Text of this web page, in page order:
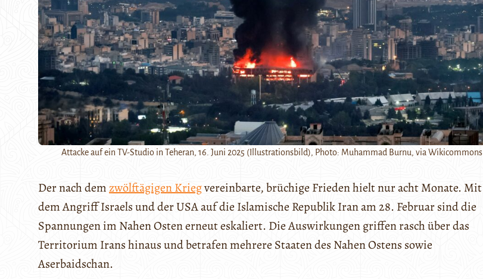
Attacke auf ein TV-Studio in Teheran, 16. Juni 2025 (Illustrationsbild), Photo: Muhammad Burnu, via Wikicommons
Der nach demzwölftägigen Kriegvereinbarte, brüchige Frieden hielt nur acht Monate. Mit
dem Angriff Israels und der USA auf die Islamische Republik Iran am 28. Februar sind die
Spannungen im Nahen Osten erneut eskaliert. Die Auswirkungen griffen rasch über das
Territorium Irans hinaus und betrafen mehrere Staaten des Nahen Ostens sowie
Aserbaidschan.